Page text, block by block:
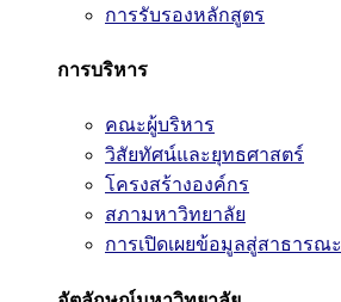
การรับรองหลักสูตร
การบริหาร
คณะผู้บริหาร
วิสัยทัศน์และยุทธศาสตร์
โครงสร้างองค์กร
สภามหาวิทยาลัย
การเปิดเผยข้อมูลสู่สาธารณะ